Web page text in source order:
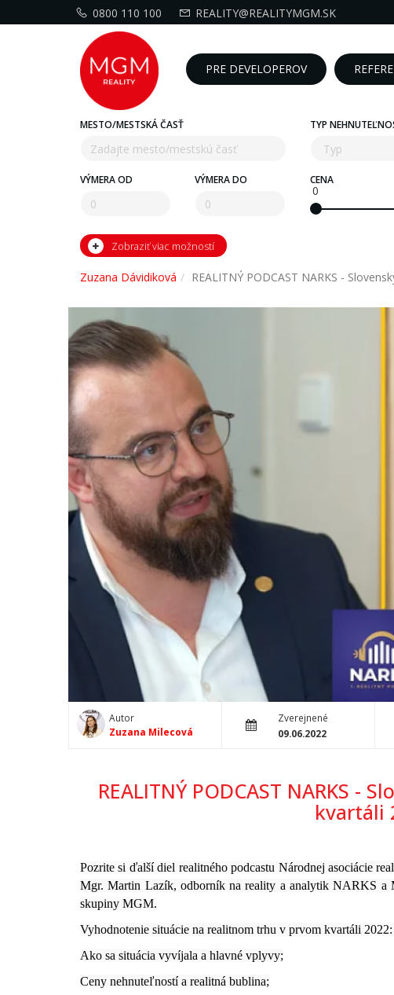
0800 110 100 REALITY@REALITYMGM.SK
PRE DEVELOPEROV
MESTO/MESTSKÁ ČASŤ TYP
VÝMERA OD VÝMERA DO CENA
0
Zobraziť viac možností
Zuzana Dávidiková REALITNÝ PODCAST NARKS -
Autor
Zuzana Milecová
Zverejnené
09.06.2022
REALITNÝ PODCAST NARKS -
kvartáli
Pozrite si ďalší diel realitného podcastu Národnej asociácie
Mgr. Martin Lazík, odborník na reality a analytik NARKS a
skupiny MGM.
Vyhodnotenie situácie na realitnom trhu v prvom kvartáli 2022:
Ako sa situácia vyvíjala a hlavné vplyvy;
Ceny nehnuteľností a realitná bublina;